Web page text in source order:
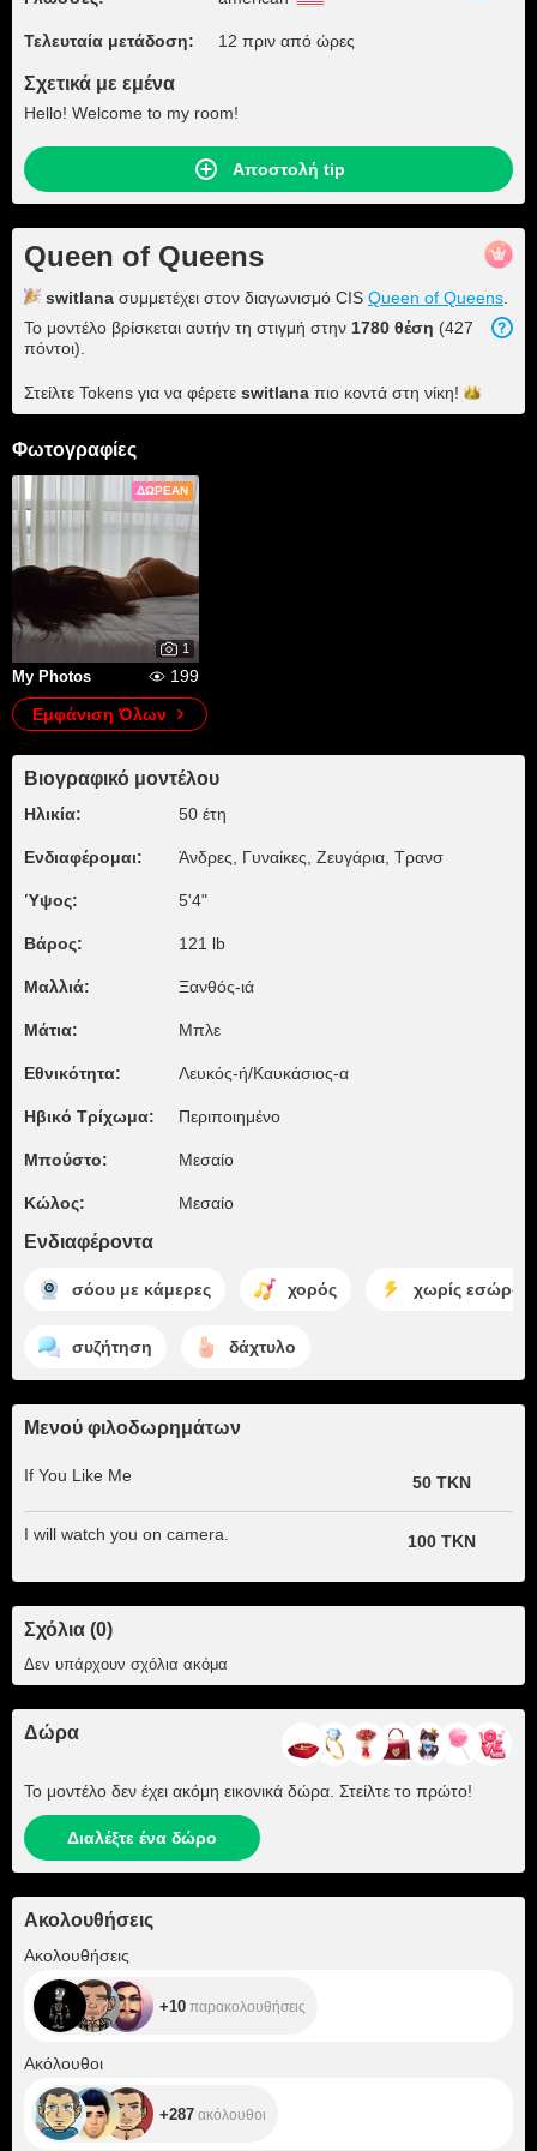
Τελευταία μετάδοση: 12 πριν από ώρες
Σχετικά με εμένα
Hello! Welcome to my room!
Αποστολή tip
Queen of Queens
switlana συμμετέχει στον διαγωνισμό CIS Queen of Queens
Το μοντέλο βρίσκεται αυτήν τη στιγμή στην 1780 θέση (427
πόντοι).
Στείλτε Tokens για να φέρετε switlana πιο κοντά στη νίκη!
Φωτογραφίες
ΔΩΡΕΆΝ
1
My Photos
199
Εμφάνιση Όλων
Βιογραφικό μοντέλου
Ηλικία: 50 έτη
Ενδιαφέρομαι: Άνδρες, Γυναίκες, Zευγάρια, Τρανσ
Ύψος: 5'4"
Βάρος: 121 lb
Μαλλιά: Ξανθός-ιά
Μάτια: Μπλε
Εθνικότητα: Λευκός-ή/Καυκάσιος-α
Ηβικό Τρίχωμα: Περιποιημένο
Μπούστο: Μεσαίο
Κώλος: Μεσαίο
Ενδιαφέροντα
σόου με κάμερες χορός χωρίς
συζήτηση δάχτυλο
Μενού φιλοδωρημάτων
If You Like Me 50 TKN
I will watch you on camera. 100 TKN
Σχόλια (0)
Δεν υπάρχουν σχόλια ακόμα
Δώρα
Το μοντέλο δεν έχει ακόμη εικονικά δώρα. Στείλτε το πρώτο!
Διαλέξτε ένα δώρο
Ακολουθήσεις
Ακολουθήσεις
+10 παρακολουθήσεις
Ακόλουθοι
+287 ακόλουθοι